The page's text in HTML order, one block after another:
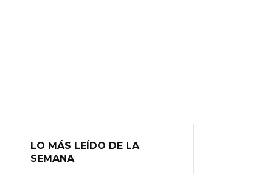
LO MÁS LEÍDO DE LA
SEMANA